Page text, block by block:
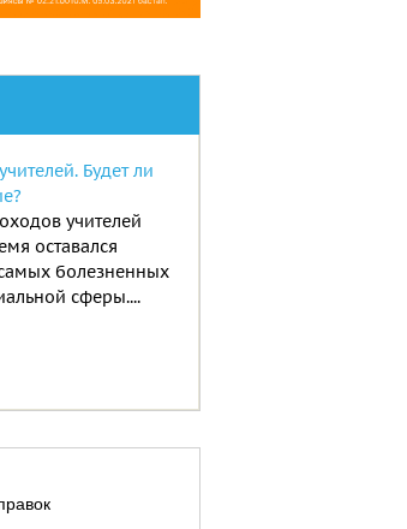
Будет ли
учителей
оставался
болезненных
сферы....